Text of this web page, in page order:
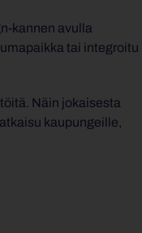
kannen avulla
tai integroitu
Näin jokaisesta
kaupungeille,